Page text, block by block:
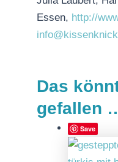
Essen, http://
Das
gefallen
Save